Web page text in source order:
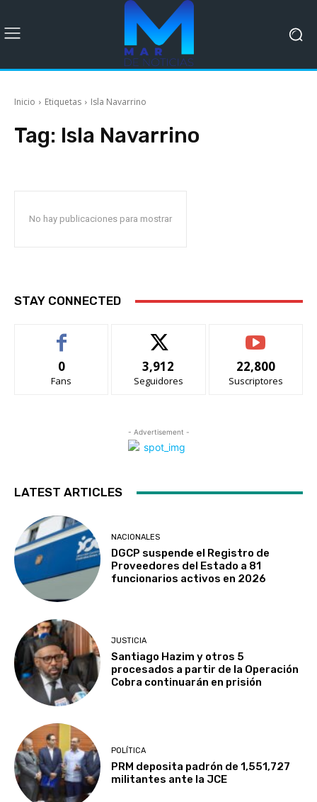
Inicio Etiquetas Isla Navarrino
Tag: Isla Navarrino
No hay publicaciones para mostrar
STAY CONNECTED
0
Fans
3,912
Seguidores
22,800
Suscriptores
- Advertisement -
LATEST ARTICLES
NACIONALES
DGCP suspende el Registro de
Proveedores del Estado a 81
funcionarios activos en 2026
JUSTICIA
Santiago Hazim y otros 5
procesados a partir de la Operación
Cobra continuarán en prisión
POLÍTICA
PRM deposita padrón de 1,551,727
militantes ante la JCE